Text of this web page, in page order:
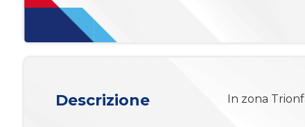
Descrizione In zona